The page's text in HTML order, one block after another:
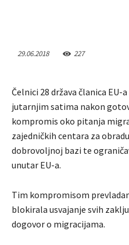
29.06.2018 227
Čelnici 28 država članica
jutarnjim satima nakon
kompromis oko pitanja
zajedničkih centara za
dobrovoljnoj bazi te
unutar EU-a.
Tim kompromisom
blokirala usvajanje svih
dogovor o migracijama.